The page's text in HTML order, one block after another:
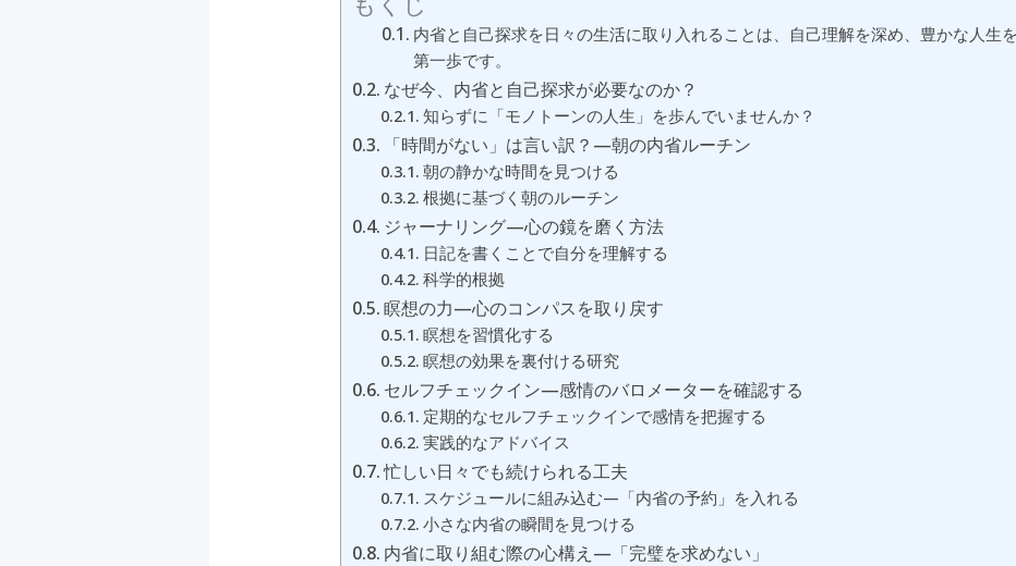
内省と自己探求を日々の生活に取り入れることは、自己理解を深め、豊かな人生
第一歩です。
なぜ今、内省と自己探求が必要なのか？
知らずに「モノトーンの人生」を歩んでいませんか？
「時間がない」は言い訳？—朝の内省ルーチン
朝の静かな時間を見つける
根拠に基づく朝のルーチン
ジャーナリング—心の鏡を磨く方法
日記を書くことで自分を理解する
科学的根拠
瞑想の力—心のコンパスを取り戻す
瞑想を習慣化する
瞑想の効果を裏付ける研究
セルフチェックイン—感情のバロメーターを確認する
定期的なセルフチェックインで感情を把握する
実践的なアドバイス
忙しい日々でも続けられる工夫
スケジュールに組み込む—「内省の予約」を入れる
小さな内省の瞬間を見つける
内省に取り組む際の心構え—「完璧を求めない」